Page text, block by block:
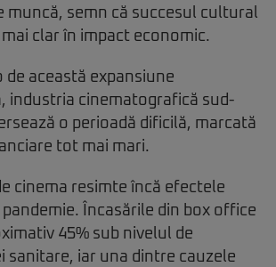
muncă, semn că succesul cultural
clar în impact economic.
de această expansiune
industria cinematografică sud-
o perioadă dificilă, marcată
tot mai mari.
cinema resimte încă efectele
Încasările din box office
45% sub nivelul de
sanitare, iar una dintre cauzele